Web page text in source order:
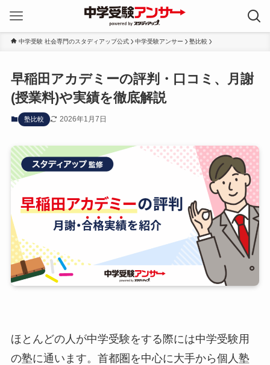
中学受験 社会専門のスタディアップ公式 中学受験アンサー 塾比較
早稲田アカデミーの評判・口コミ、月謝
(授業料)や実績を徹底解説
塾比較 2026年1月7日
ほとんどの人が中学受験をする際には中学受験用
の塾に通います。首都圏を中心に大手から個人塾